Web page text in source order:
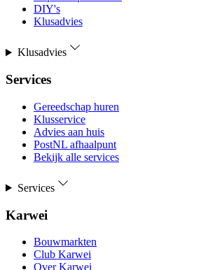
DIY's
Klusadvies
Klusadvies
Services
Gereedschap huren
Klusservice
Advies aan huis
PostNL afhaalpunt
Bekijk alle services
Services
Karwei
Bouwmarkten
Club Karwei
Over Karwei